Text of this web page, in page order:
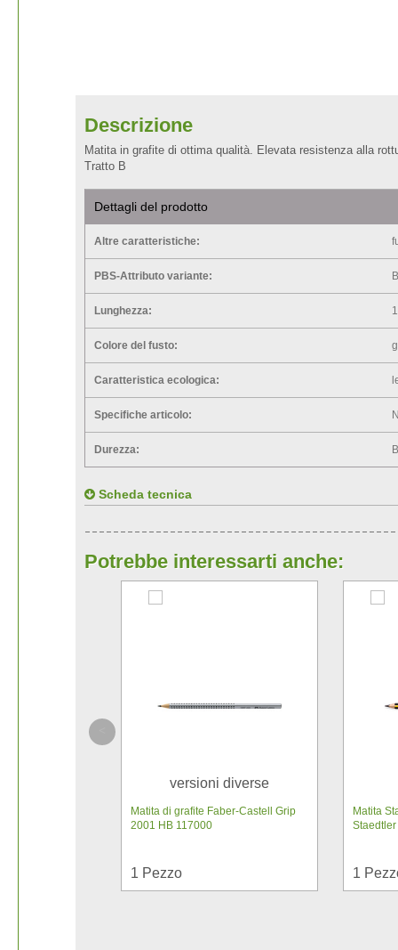
Descrizione
Matita in grafite di ottima qualità. Elevata resistenza alla
Tratto B
Dettagli del prodotto
Altre caratteristiche:
PBS-Attributo variante:
Lunghezza:
Colore del fusto:
Caratteristica ecologica:
Specifiche articolo:
Durezza:
Scheda tecnica
Potrebbe interessarti anche:
versioni diverse
Matita di grafite Faber-Castell Grip
2001 HB 117000
1 Pezzo
Matita
Staedtler
1